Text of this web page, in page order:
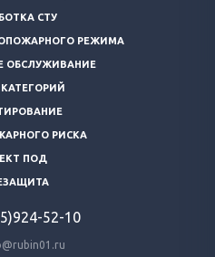
СТУ
РЕЖИМА
ОБСЛУЖИВАНИЕ
КАТЕГОРИЙ
РИСКА
ПОД
52-10